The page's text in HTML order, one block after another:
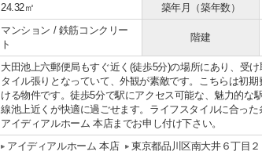
24.32㎡ 築年月（築年数）
マンション / 鉄筋コンクリー
ト
階建
大田池上六郵便局もすぐ近く(徒歩5分)の場所にあり、受
タイル張りとなっていて、外観が素敵です。こちらは初
ける物件です。徒歩5分で駅にアクセス可能な、魅力的な
線池上近くが快適に過ごせます。ライフスタイルに合った
アイディアルホーム 本店までお申し付け下さい。
アイディアルホーム 本店
東京都品川区南大井６丁目